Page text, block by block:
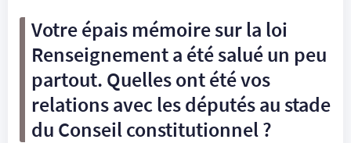
Votre épais mémoire sur la loi
Renseignement a été salué un peu
partout. Quelles ont été vos
relations avec les députés au stade
du Conseil constitutionnel ?